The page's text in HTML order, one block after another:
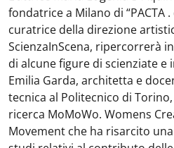
fondatrice a Milano di “PACTA .
curatrice della direzione
ScienzaInScena, ripercorrerà
di alcune figure di scienziate e
Emilia Garda, architetta e
tecnica al Politecnico di
ricerca MoMoWo. Womens
Movement che ha risarcito